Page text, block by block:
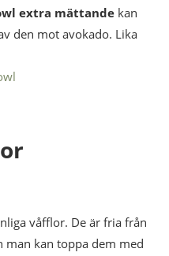
extra mättande kan
den mot avokado. Lika
våfflor. De är fria från
kan toppa dem med